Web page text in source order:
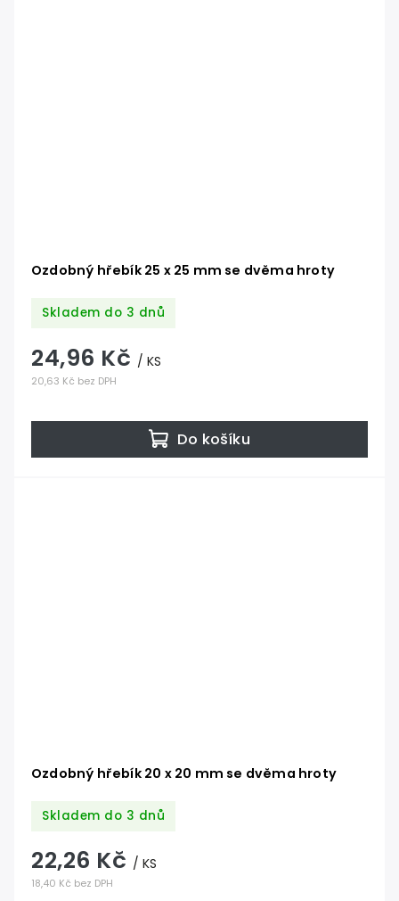
Ozdobný hřebík 25 x 25 mm se dvěma hroty
Skladem do 3 dnů
20,63 Kč bez DPH
24,96 Kč / KS
Do košíku
Ozdobný hřebík 20 x 20 mm se dvěma hroty
Skladem do 3 dnů
18,40 Kč bez DPH
22,26 Kč / KS